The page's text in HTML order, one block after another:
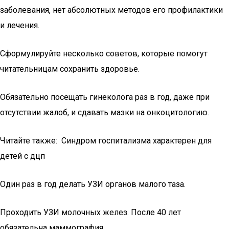
заболевания, нет абсолютных методов его профилактики
и лечения.
Сформулируйте несколько советов, которые помогут
читательницам сохранить здоровье.
Обязательно посещать гинеколога раз в год, даже при
отсутствии жалоб, и сдавать мазки на онкоцитологию.
Читайте также: Синдром госпитализма характерен для
детей с дцп
Один раз в год делать УЗИ органов малого таза.
Проходить УЗИ молочных желез. После 40 лет